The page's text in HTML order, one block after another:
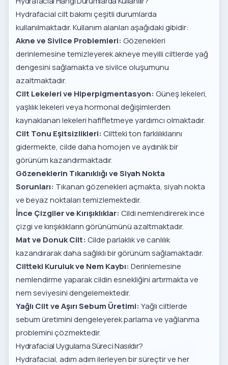
Hydrafacial cilt bakımı çeşitli durumlarda
kullanılmaktadır. Kullanım alanları aşağıdaki gibidir:
Akne ve Sivilce Problemleri: Gözenekleri
derinlemesine temizleyerek akneye meyilli ciltlerde yağ
dengesini sağlamakta ve sivilce oluşumunu
azaltmaktadır.
Cilt Lekeleri ve Hiperpigmentasyon: Güneş lekeleri,
yaşlılık lekeleri veya hormonal değişimlerden
kaynaklanan lekeleri hafifletmeye yardımcı olmaktadır.
Cilt Tonu Eşitsizlikleri: Ciltteki ton farklılıklarını
gidermekte, cilde daha homojen ve aydınlık bir
görünüm kazandırmaktadır.
Gözeneklerin Tıkanıklığı ve Siyah Nokta
Sorunları: Tıkanan gözenekleri açmakta, siyah nokta
ve beyaz noktaları temizlemektedir.
İnce Çizgiler ve Kırışıklıklar: Cildi nemlendirerek ince
çizgi ve kırışıklıkların görünümünü azaltmaktadır.
Mat ve Donuk Cilt: Cilde parlaklık ve canlılık
kazandırarak daha sağlıklı bir görünüm sağlamaktadır.
Ciltteki Kuruluk ve Nem Kaybı: Derinlemesine
nemlendirme yaparak cildin esnekliğini artırmakta ve
nem seviyesini dengelemektedir.
Yağlı Cilt ve Aşırı Sebum Üretimi: Yağlı ciltlerde
sebum üretimini dengeleyerek parlama ve yağlanma
problemini çözmektedir.
Hydrafacial Uygulama Süreci Nasıldır?
Hydrafacial, adım adım ilerleyen bir süreçtir ve her